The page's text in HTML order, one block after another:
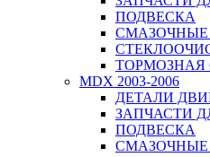
ПОДВЕСКА
ТОРМОЗНАЯ
MDX 2003-2006
ДЕТАЛИ
ЗАПЧАСТИ
ПОДВЕСКА